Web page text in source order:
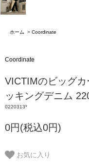
ホーム > Coordinate
Coordinate
VICTIMのビッグ
ッキングデニム
0220313*
0円(税込0円)
お気に入り